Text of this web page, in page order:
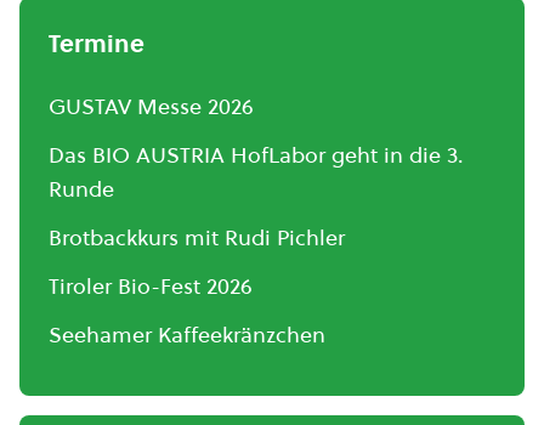
Termine
GUSTAV Messe 2026
Das BIO AUSTRIA HofLabor geht in die 3.
Runde
Brotbackkurs mit Rudi Pichler
Tiroler Bio-Fest 2026
Seehamer Kaffeekränzchen